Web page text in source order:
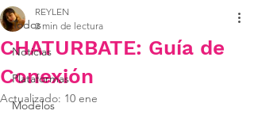
Todos
Noticias
Plataformas
Modelos
CHATURBATE: Guía de
Conexión
REYLEN
2 min de lectura
Actualizado: 10 ene